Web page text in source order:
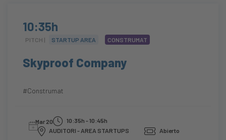
10:35h
PITCH | STARTUP AREA CONSTRUMAT
Skyproof Company
#Construmat
Mar 20
10:35h - 10:45h
AUDITORI - AREA STARTUPS
Abierto